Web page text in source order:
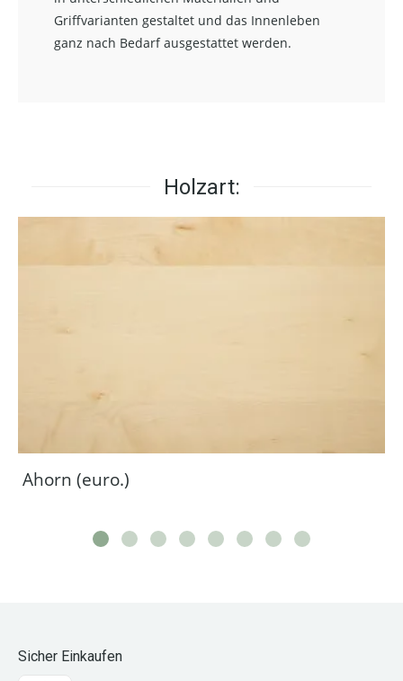
Griffvarianten gestaltet und das Innenleben
ganz nach Bedarf ausgestattet werden.
Holzart:
Ahorn (euro.)
Sicher Einkaufen